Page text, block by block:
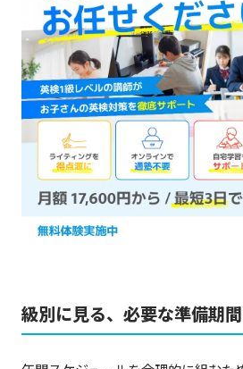
級別に見る、必要な準備期